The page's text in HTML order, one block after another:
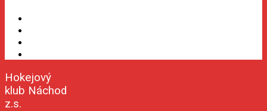
Hokejový
klub Náchod
z.s.